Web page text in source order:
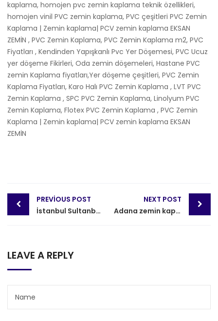
kaplama, homojen pvc zemin kaplama teknik özellikleri,
homojen vinil PVC zemin kaplama, PVC çeşitleri PVC Zemin
Kaplama | Zemin kaplama| PCV zemin kaplama EKSAN
ZEMİN , PVC Zemin Kaplama, PVC Zemin Kaplama m2, PVC
Fiyatları , Kendinden Yapışkanlı Pvc Yer Döşemesi, PVC Ucuz
yer döşeme Fikirleri, Oda zemin döşemeleri, Hastane PVC
zemin Kaplama fiyatları,Yer döşeme çeşitleri, PVC Zemin
Kaplama Fiyatları, Karo Halı PVC Zemin Kaplama , LVT PVC
Zemin Kaplama , SPC PVC Zemin Kaplama, Linolyum PVC
Zemin Kaplama, Flotex PVC Zemin Kaplama , PVC Zemin
Kaplama | Zemin kaplama| PCV zemin kaplama EKSAN
ZEMİN
Post
navigation
PREVIOUS POST
İstanbul Sultanbeyli Merkez PVC Zemin Kaplama
NEXT POST
Adana zemin kaplama
LEAVE A REPLY